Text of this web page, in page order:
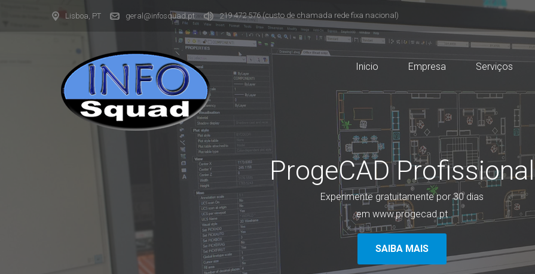
Lisboa, PT geral@infosquad.pt 219 472 576(custo de chamada rede fixa nacional)
Inicio Empresa Serviços
ProgeCAD Profissional
Experimente gratuitamente por 30 dias
em www.progecad.pt
SAIBA MAIS